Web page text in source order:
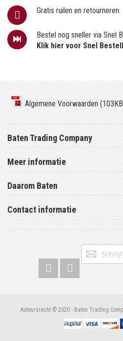
Gratis ruilen en retourneren.
Bestel nog sneller via Snel
Klik hier voor Snel
Algemene Voorwaarden
Baten Trading Company
Meer informatie
Daarom Baten
Contact informatie
Abonneer
Auteursrecht © 2020 - Baten Trading